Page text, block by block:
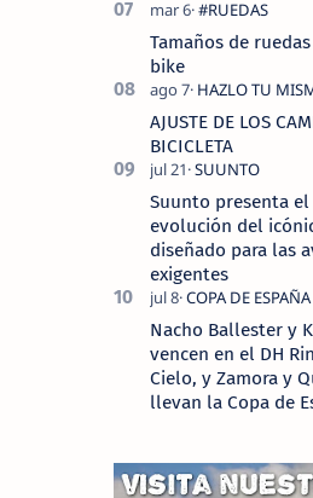
Tamaños de
bike
AJUSTE DE LOS
BICICLETA
Suunto presenta el
evolución del
diseñado para las
exigentes
Nacho Ballester y
vencen en el DH
Cielo, y Zamora y
llevan la Copa de